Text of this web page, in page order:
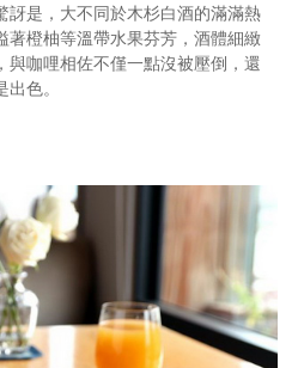
訝是，大不同於木杉白酒的滿滿熱
著橙柚等溫帶水果芬芳，酒體細緻
與咖哩相佐不僅一點沒被壓倒，還
色。